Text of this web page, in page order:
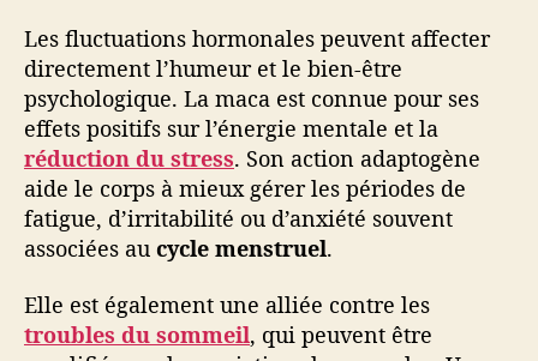
Les fluctuations hormonales peuvent affecter
directement l’humeur et le bien-être
psychologique. La maca est connue pour ses
effets positifs sur l’énergie mentale et la
réduction du stress. Son action adaptogène
aide le corps à mieux gérer les périodes de
fatigue, d’irritabilité ou d’anxiété souvent
associées au cycle menstruel.
Elle est également une alliée contre les
troubles du sommeil, qui peuvent être